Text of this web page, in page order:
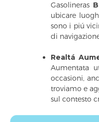
Gasolineras
ubicare
sono i piú
di
Realtá
Aumentata
occasioni,
troviamo e
sul contesto